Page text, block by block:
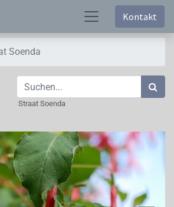
Kontakt
Soenda
Straat Soenda